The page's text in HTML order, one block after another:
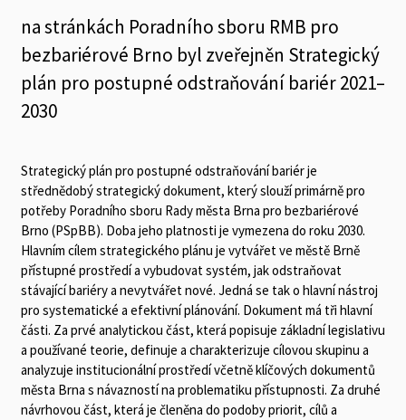
na stránkách Poradního sboru RMB pro
bezbariérové Brno byl zveřejněn Strategický
plán pro postupné odstraňování bariér 2021–
2030
Strategický plán pro postupné odstraňování bariér je
střednědobý strategický dokument, který slouží primárně pro
potřeby Poradního sboru Rady města Brna pro bezbariérové
Brno (PSpBB). Doba jeho platnosti je vymezena do roku 2030.
Hlavním cílem strategického plánu je vytvářet ve městě Brně
přístupné prostředí a vybudovat systém, jak odstraňovat
stávající bariéry a nevytvářet nové. Jedná se tak o hlavní nástroj
pro systematické a efektivní plánování. Dokument má tři hlavní
části. Za prvé analytickou část, která popisuje základní legislativu
a používané teorie, definuje a charakterizuje cílovou skupinu a
analyzuje institucionální prostředí včetně klíčových dokumentů
města Brna s návazností na problematiku přístupnosti. Za druhé
návrhovou část, která je členěna do podoby priorit, cílů a